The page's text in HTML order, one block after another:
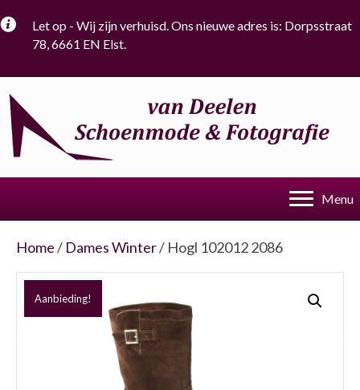
Let op - Wij zijn verhuisd. Ons nieuwe adres is: Dorpsstraat
78, 6661 EN Elst.
Menu
Home/ Dames Winter/ Hogl 102012 2086
Aanbieding!